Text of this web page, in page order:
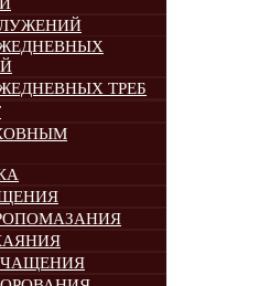
ТРЕБ